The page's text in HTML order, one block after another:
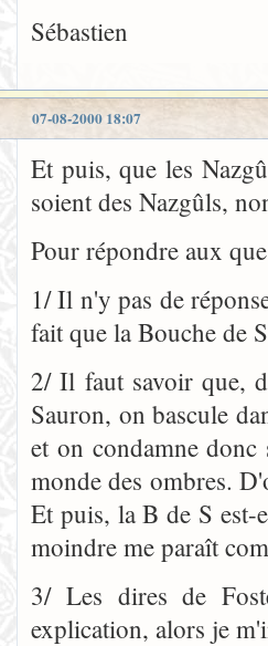
Sébastien
07-08-2000 18:07
Et puis, que les
soient des Nazgûls,
Pour répondre aux
1/ Il n'y pas de
fait que la Bouche de
2/ Il faut savoir que,
Sauron, on bascule
et on condamne donc
monde des ombres.
Et puis, la B de S est-
moindre me paraît
3/ Les dires de
explication, alors je